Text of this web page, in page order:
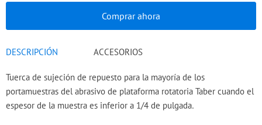
Comprar ahora
DESCRIPCIÓN ACCESORIOS
Tuerca de sujeción de repuesto para la mayoría de los
portamuestras del abrasivo de plataforma rotatoria Taber cuando el
espesor de la muestra es inferior a 1/4 de pulgada.